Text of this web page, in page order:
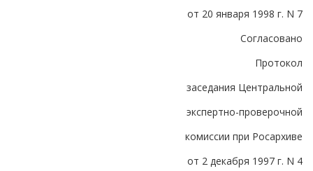
от 20 января 1998 г. N 7
Согласовано
Протокол
заседания Центральной
экспертно-проверочной
комиссии при Росархиве
от 2 декабря 1997 г. N 4